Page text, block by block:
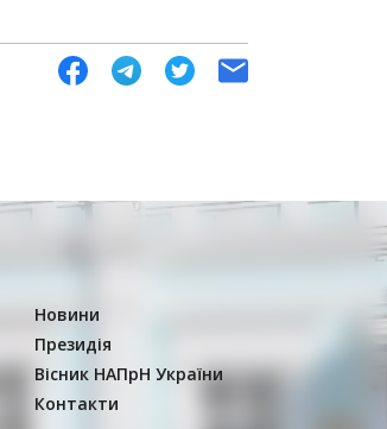
Новини
Президія
Вісник НАПрН України
Контакти